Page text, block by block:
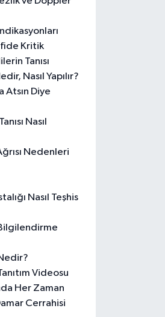
Kritik
Tanısı
Nasıl Yapılır?
Atsın Diye
Nasıl
Nedenleri
Nasıl Teşhis
Videosu
Her Zaman
Cerrahisi